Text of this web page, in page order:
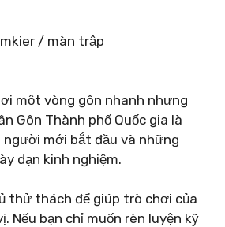
/ màn trập
một vòng gôn nhanh nhưng
Gôn Thành phố Quốc gia là
mới bắt đầu và những
dạn kinh nghiệm.
thử thách để giúp trò chơi của
Nếu bạn chỉ muốn rèn luyện kỹ